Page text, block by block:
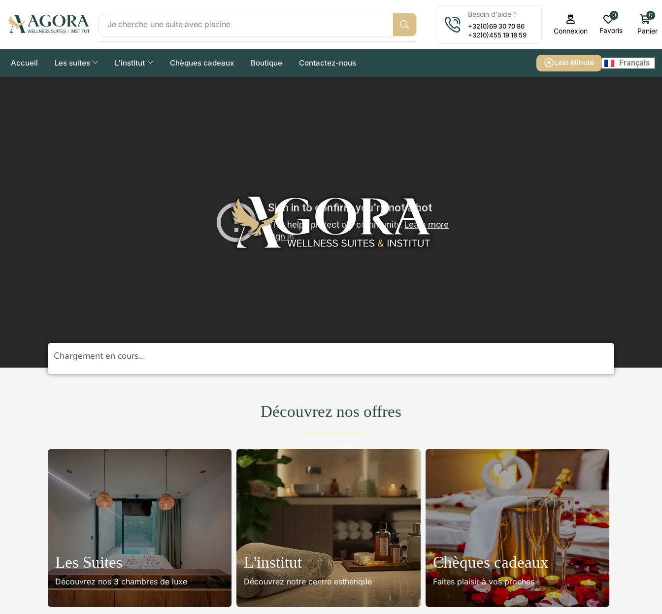
Je cherche une suite avec piscine
Besoin d'aide ?
+32(0)69 30 70 86
+32(0)455 19 18 59
Connexion
0
Favoris
0
Panier
Accueil Les suites L'institut Chèques cadeaux Boutique Contactez-nous Last Minute Français
English
Chargement en cours…
Découvrez nos offres
Les Suites
Découvrez nos 3 chambres de luxe
L'institut
Découvrez notre centre esthétique
Chèques cadeaux
Faites plaisir à vos proches